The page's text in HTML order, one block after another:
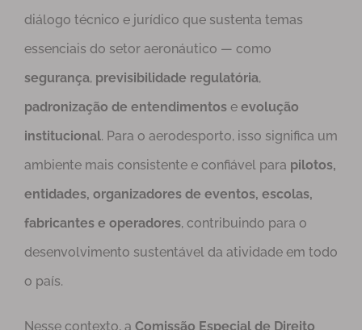
diálogo técnico e jurídico que sustenta temas
essenciais do setor aeronáutico — como
segurança, previsibilidade regulatória,
padronização de entendimentos e evolução
institucional. Para o aerodesporto, isso significa um
ambiente mais consistente e confiável para pilotos,
entidades, organizadores de eventos, escolas,
fabricantes e operadores, contribuindo para o
desenvolvimento sustentável da atividade em todo
o país.
Nesse contexto, a Comissão Especial de Direito